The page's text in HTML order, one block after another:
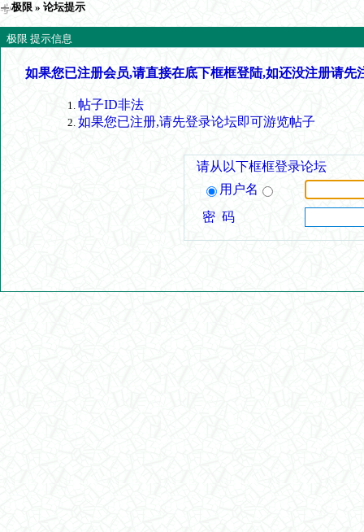
极限 » 论坛提示
极限 提示信息
如果您已注册会员,请直接在底下框框登陆,如还没注册请先
帖子ID非法
如果您已注册,请先登录论坛即可游览帖子
请从以下框框登录论坛
用户名
密 码